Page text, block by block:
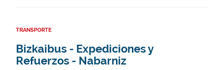
TRANSPORTE
Bizkaibus - Expediciones y
Refuerzos - Nabarniz